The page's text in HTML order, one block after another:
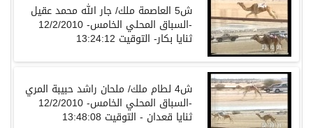
ش5 العاصمة ملك/ جار الله محمد عقيل
-السباق المحلي الخامس- 12/2/2010
ثنايا بكار- التوقيت 13:24:12
ش4 لطام ملك/ ملحان راشد حبيبة المري
-السباق المحلي الخامس- 12/2/2010
ثنايا قعدان - التوقيت 13:48:08